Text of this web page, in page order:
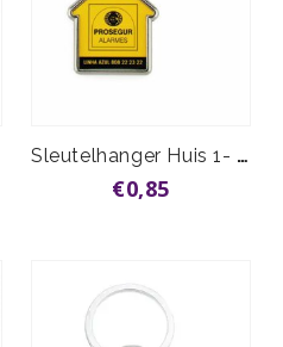
Sleutelhanger Huis 1- zijde vanaf
€0,85